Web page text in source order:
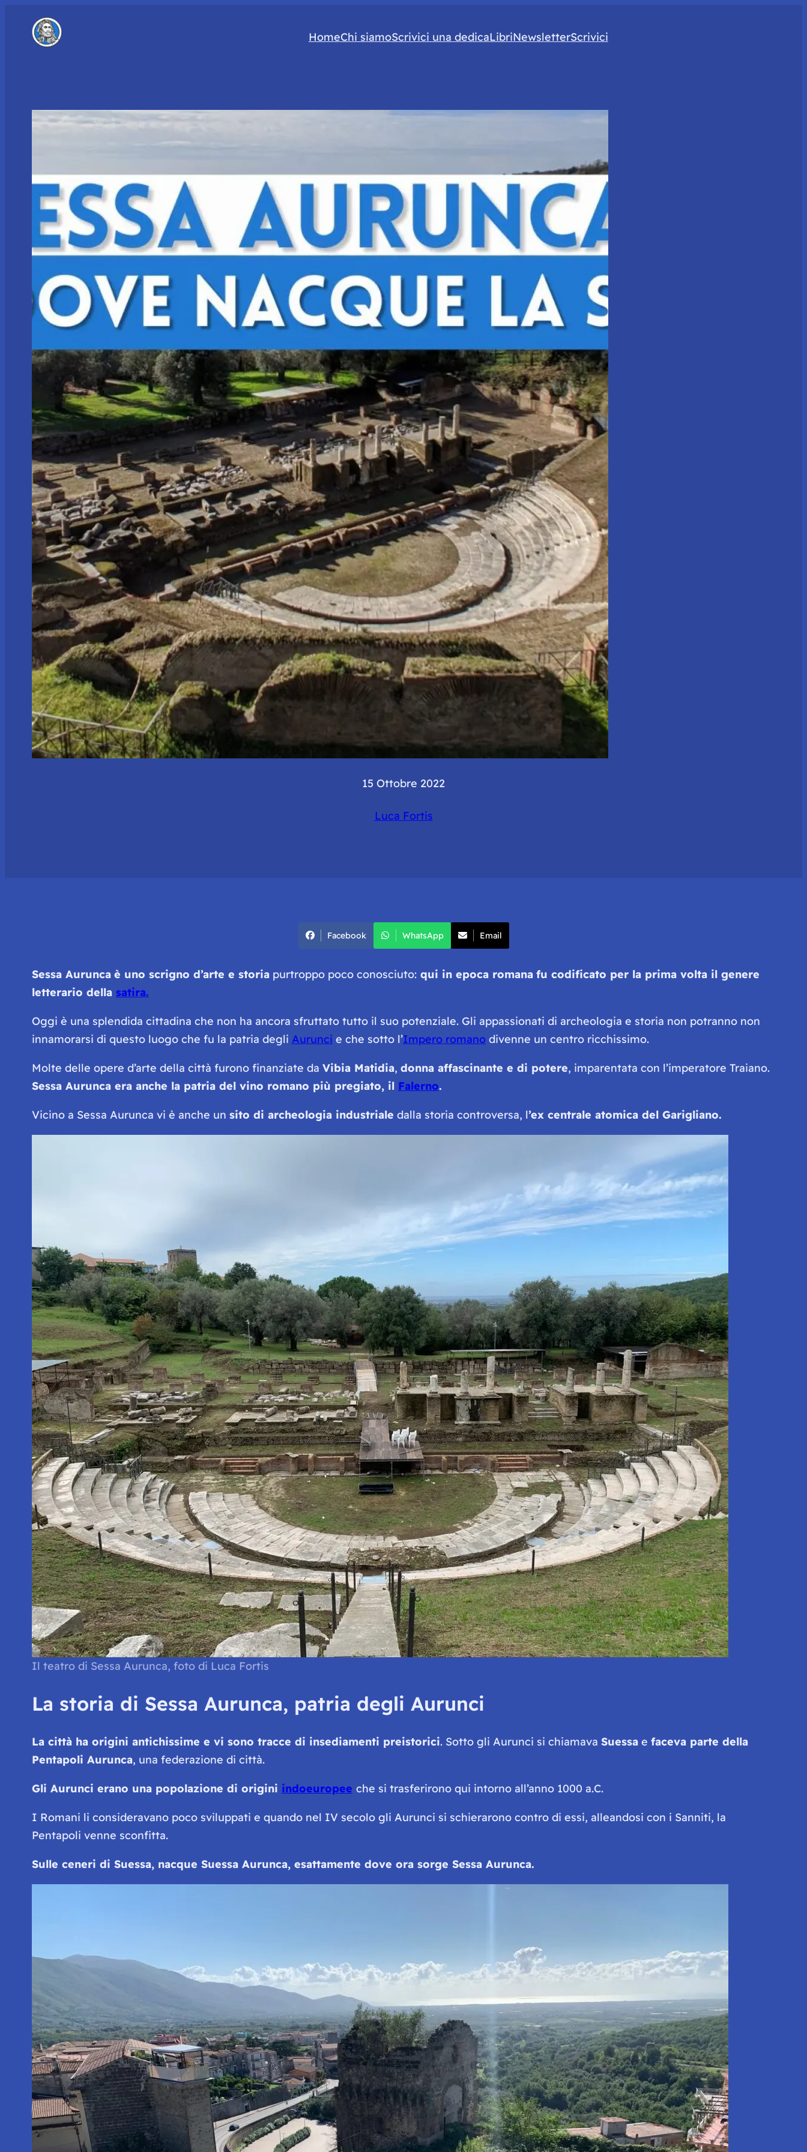
HomeChi siamoScrivici una dedicaLibriNewsletterScrivici
15 Ottobre 2022
Luca Fortis
Facebook WhatsApp Email
Sessa Aurunca è uno scrigno d’arte e storiapurtroppo poco conosciuto:qui in epoca romana fu codificato per la prima volta il genere
letterario della satira.
Oggi è una splendida cittadina che non ha ancora sfruttato tutto il suo potenziale. Gli appassionati di archeologia e storia non potranno non
innamorarsi di questo luogo che fu la patria degli Aurunci e che sotto l’Impero romanodivenne un centro ricchissimo.
Molte delle opere d’arte della città furono finanziate da Vibia Matidia, donna affascinante e di potere, imparentata con l’imperatore Traiano.
Sessa Aurunca era anche la patria del vino romano più pregiato, il Falerno.
Vicino a Sessa Aurunca vi è anche un sito di archeologia industriale dalla storia controversa, l’ex centrale atomica del Garigliano.
Il teatro di Sessa Aurunca, foto di Luca Fortis
La storia di Sessa Aurunca, patria degli Aurunci
La città ha origini antichissime e vi sono tracce di insediamenti preistorici. Sotto gli Aurunci si chiamava Suessae faceva parte della
Pentapoli Aurunca, una federazione di città.
Gli Aurunci erano una popolazione di origini indoeuropee che si trasferirono qui intorno all’anno 1000 a.C.
I Romani li consideravano poco sviluppati e quando nel IV secolo gli Aurunci si schierarono contro di essi, alleandosi con i Sanniti, la
Pentapoli venne sconfitta.
Sulle ceneri di Suessa, nacque Suessa Aurunca, esattamente dove ora sorge Sessa Aurunca.